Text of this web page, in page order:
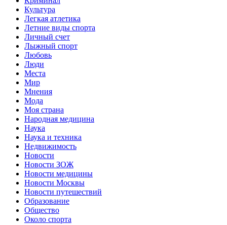
Культура
Легкая атлетика
Летние виды спорта
Личный счет
Лыжный спорт
Любовь
Люди
Места
Мир
Мнения
Мода
Моя страна
Народная медицина
Наука
Наука и техника
Недвижимость
Новости
Новости ЗОЖ
Новости медицины
Новости Москвы
Новости путешествий
Образование
Общество
Около спорта